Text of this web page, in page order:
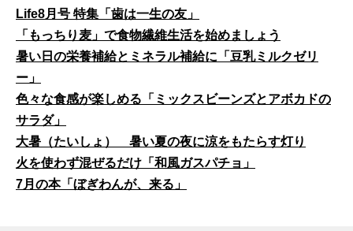
Life8月号 特集「歯は一生の友」
「もっちり麦」で食物繊維生活を始めましょう
暑い日の栄養補給とミネラル補給に「豆乳ミルクゼリ
ー」
色々な食感が楽しめる「ミックスビーンズとアボカドの
サラダ」
大暑（たいしょ） 暑い夏の夜に涼をもたらす灯り
火を使わず混ぜるだけ「和風ガスパチョ」
7月の本「ぼぎわんが、来る」